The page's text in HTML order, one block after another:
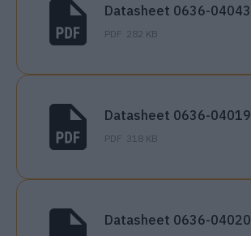
Datasheet 0636-04043
PDF 282 KB
Datasheet 0636-04019
PDF 318 KB
Datasheet 0636-04020